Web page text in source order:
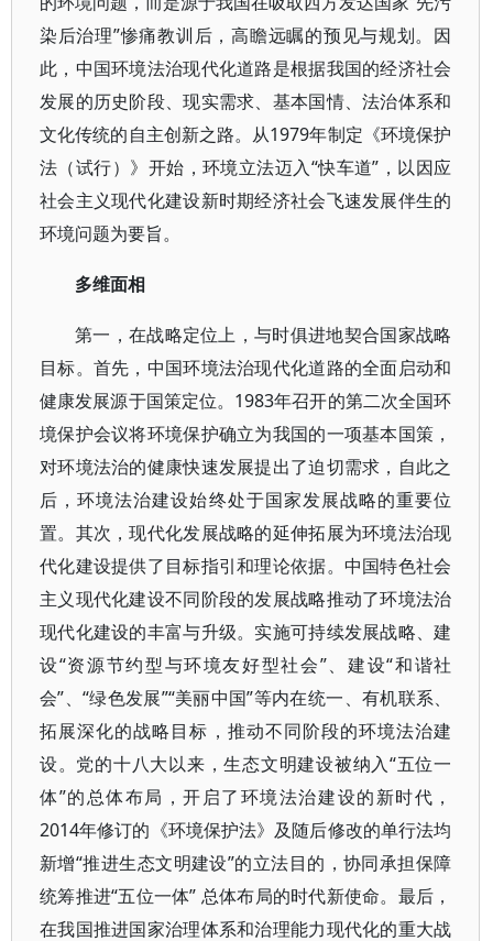
染后治理”惨痛教训后，高瞻远瞩的预见与规划。因
此，中国环境法治现代化道路是根据我国的经济社会
发展的历史阶段、现实需求、基本国情、法治体系和
文化传统的自主创新之路。从1979年制定《环境保护
法（试行）》开始，环境立法迈入“快车道”，以因应
社会主义现代化建设新时期经济社会飞速发展伴生的
环境问题为要旨。
多维面相
第一，在战略定位上，与时俱进地契合国家战略
目标。首先，中国环境法治现代化道路的全面启动和
健康发展源于国策定位。1983年召开的第二次全国环
境保护会议将环境保护确立为我国的一项基本国策，
对环境法治的健康快速发展提出了迫切需求，自此之
后，环境法治建设始终处于国家发展战略的重要位
置。其次，现代化发展战略的延伸拓展为环境法治现
代化建设提供了目标指引和理论依据。中国特色社会
主义现代化建设不同阶段的发展战略推动了环境法治
现代化建设的丰富与升级。实施可持续发展战略、建
设“资源节约型与环境友好型社会”、建设“和谐社
会”、“绿色发展”“美丽中国”等内在统一、有机联系、
拓展深化的战略目标，推动不同阶段的环境法治建
设。党的十八大以来，生态文明建设被纳入“五位一
体”的总体布局，开启了环境法治建设的新时代，
2014年修订的《环境保护法》及随后修改的单行法均
新增“推进生态文明建设”的立法目的，协同承担保障
统筹推进“五位一体” 总体布局的时代新使命。最后，
在我国推进国家治理体系和治理能力现代化的重大战